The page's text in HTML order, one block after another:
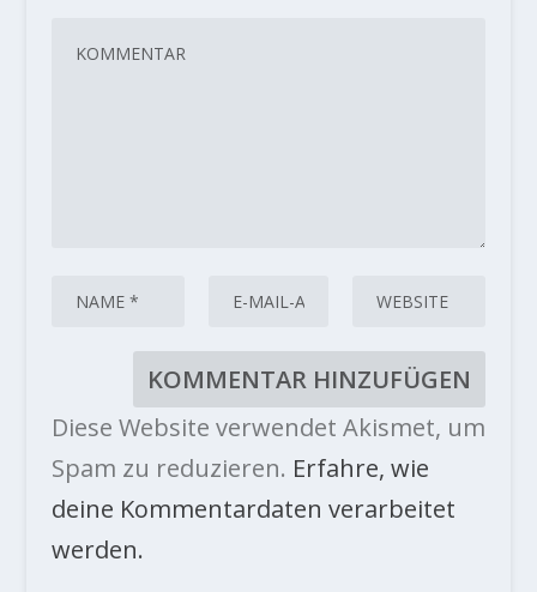
Diese Website verwendet Akismet, um
Spam zu reduzieren. Erfahre, wie
deine Kommentardaten verarbeitet
werden.